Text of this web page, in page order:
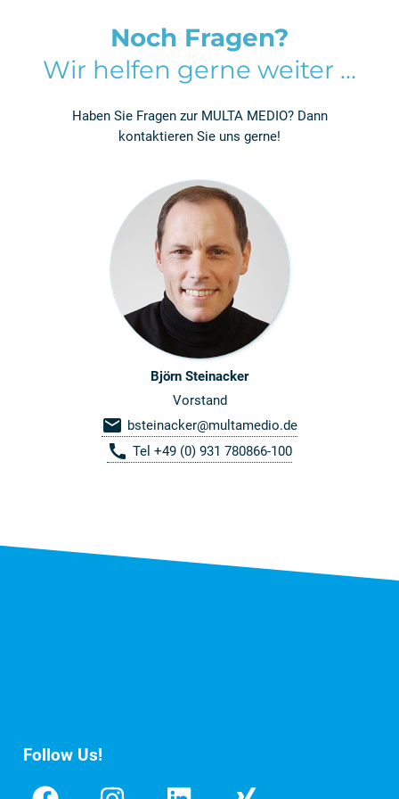
Noch Fragen?
Wir helfen gerne weiter ...
Haben Sie Fragen zur MULTA MEDIO? Dann
kontaktieren Sie uns gerne!
Björn Steinacker
Vorstand
mail bsteinacker@multamedio.de
call Tel +49 (0) 931 780866-100
Follow Us!